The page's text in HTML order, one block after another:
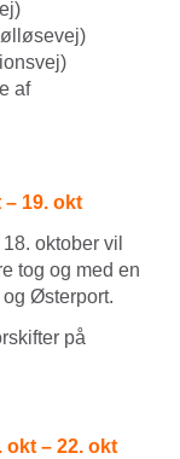
af
19. okt
oktober vil
tog og med en
Østerport.
på
okt – 22. okt